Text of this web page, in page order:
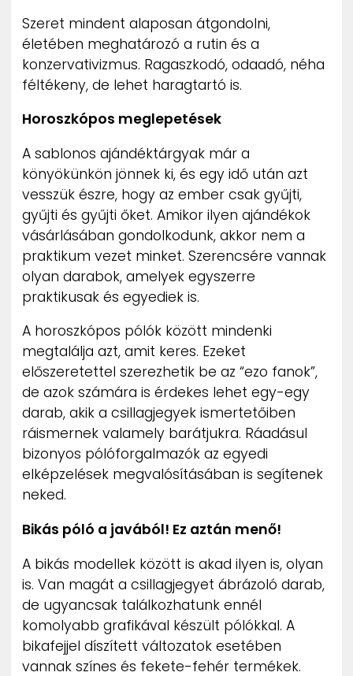
Szeret mindent alaposan átgondolni,
életében meghatározó a rutin és a
konzervativizmus. Ragaszkodó, odaadó, néha
féltékeny, de lehet haragtartó is.
Horoszkópos meglepetések
A sablonos ajándéktárgyak már a
könyökünkön jönnek ki, és egy idő után azt
vesszük észre, hogy az ember csak gyűjti,
gyűjti és gyűjti őket. Amikor ilyen ajándékok
vásárlásában gondolkodunk, akkor nem a
praktikum vezet minket. Szerencsére vannak
olyan darabok, amelyek egyszerre
praktikusak és egyediek is.
A horoszkópos pólók között mindenki
megtalálja azt, amit keres. Ezeket
előszeretettel szerezhetik be az “ezo fanok”,
de azok számára is érdekes lehet egy-egy
darab, akik a csillagjegyek ismertetőiben
ráismernek valamely barátjukra. Ráadásul
bizonyos pólóforgalmazók az egyedi
elképzelések megvalósításában is segítenek
neked.
Bikás póló a javából! Ez aztán menő!
A bikás modellek között is akad ilyen is, olyan
is. Van magát a csillagjegyet ábrázoló darab,
de ugyancsak találkozhatunk ennél
komolyabb grafikával készült pólókkal. A
bikafejjel díszített változatok esetében
vannak színes és fekete-fehér termékek.